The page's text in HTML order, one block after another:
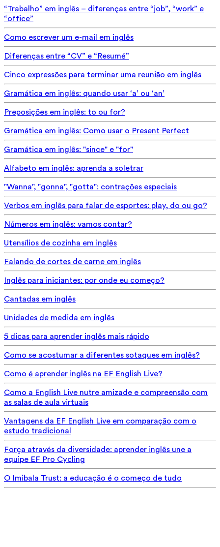
“Trabalho” em inglês – diferenças entre “job”, “work” e
“office”
Como escrever um e-mail em inglês
Diferenças entre “CV” e “Resumé”
Cinco expressões para terminar uma reunião em inglês
Gramática em inglês: quando usar ‘a’ ou ‘an’
Preposições em inglês: to ou for?
Gramática em inglês: Como usar o Present Perfect
Gramática em inglês: "since" e "for"
Alfabeto em inglês: aprenda a soletrar
"Wanna", "gonna", "gotta": contrações especiais
Verbos em inglês para falar de esportes: play, do ou go?
Números em inglês: vamos contar?
Utensílios de cozinha em inglês
Falando de cortes de carne em inglês
Inglês para iniciantes: por onde eu começo?
Cantadas em inglês
Unidades de medida em inglês
5 dicas para aprender inglês mais rápido
Como se acostumar a diferentes sotaques em inglês?
Como é aprender inglês na EF English Live?
Como a English Live nutre amizade e compreensão com
as salas de aula virtuais
Vantagens da EF English Live em comparação com o
estudo tradicional
Força através da diversidade: aprender inglês une a
equipe EF Pro Cycling
O Imibala Trust: a educação é o começo de tudo